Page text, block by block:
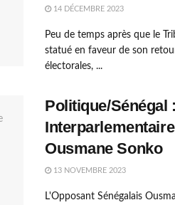
14 DÉCEMBRE 2023
Peu de temps après que le
statué en faveur de son
électorales, ...
Politique/Sénégal
Ousmane Sonko
13 NOVEMBRE 2023
L'Opposant Sénégalais